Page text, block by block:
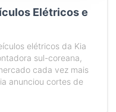
Elétricos e
elétricos da Kia
sul-coreana,
cada vez mais
anunciou cortes de